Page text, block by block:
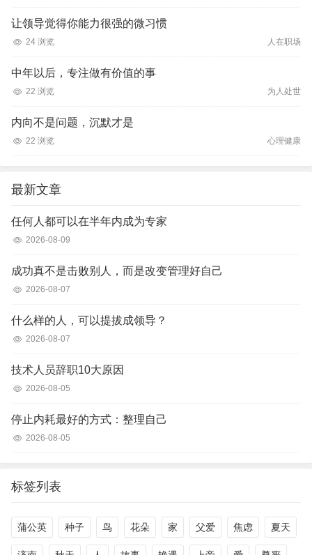
让领导觉得你能力很强的微习惯
24 浏览 人在职场
中年以后，专注做有价值的事
22 浏览 为人处世
内向不是问题，沉默才是
22 浏览 心理健康
最新文章
任何人都可以在半年内成为专家
2026-08-09
成功真不是击败别人，而是改变管理好自己
2026-08-07
什么样的人，可以提拔成领导？
2026-08-07
技术人员辞职10大原因
2026-08-05
停止内耗最好的方式：整理自己
2026-08-05
标签列表
蒲公英 种子 鸟 花朵 家 父爱 焦虑 夏天